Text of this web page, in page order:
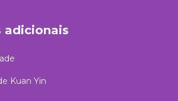
adicionais
Kuan Yin